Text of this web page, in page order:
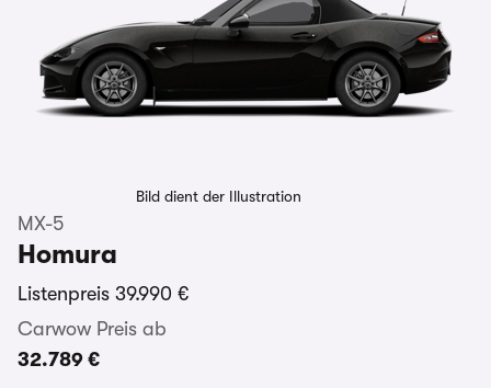
Bild dient der Illustration
MX-5
Homura
Listenpreis 39.990 €
Carwow Preis ab
32.789 €